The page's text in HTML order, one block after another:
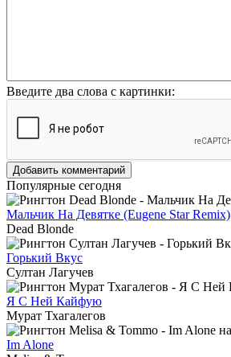
Введите два слова с картинки:
Добавить комментарий
Популярные сегодня
Мальчик На Девятке (Eugene Star Remix)
Dead Blonde
Горький Вкус
Султан Лагучев
Я С Ней Кайфую
Мурат Тхагалегов
Im Alone